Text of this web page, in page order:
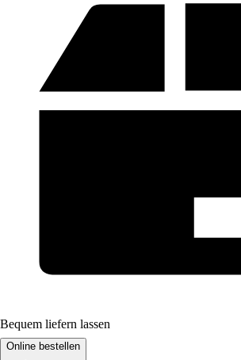
Bequem liefern lassen
Online bestellen